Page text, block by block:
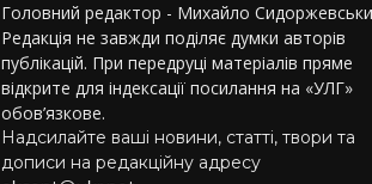
Головний редактор - Михайло
Редакція не завжди поділяє думки авторів
публікацій. При передруці матеріалів пряме
відкрите для індексації посилання на «УЛГ»
обов’язкове.
Надсилайте ваші новини, статті, твори та
дописи на редакційну адресу